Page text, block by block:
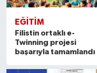
EĞITIM
Filistin ortaklı e-
Twinning projesi
başarıyla tamamlandı